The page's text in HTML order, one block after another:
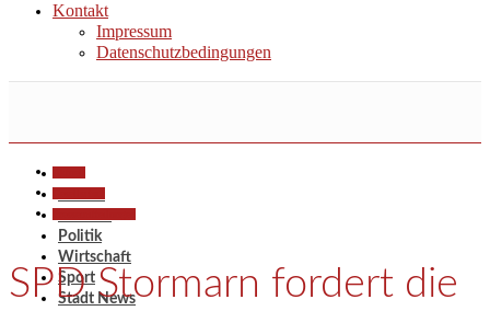
Kontakt
Impressum
Datenschutzbedingungen
Politik
Wirtschaft
Sport
Stadt News
SPD Stormarn fordert die